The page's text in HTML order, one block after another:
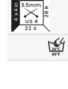
22 S
28 R
3,5mm
US 4